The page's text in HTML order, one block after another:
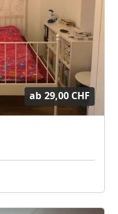
ab 29,00 CHF